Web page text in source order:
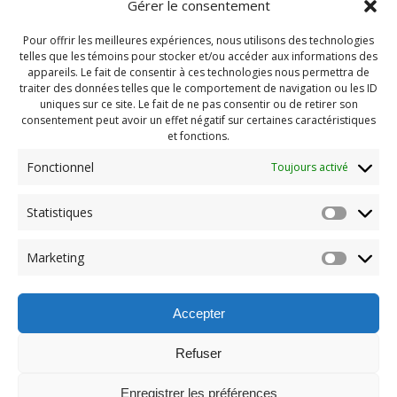
Gérer le consentement
Pour offrir les meilleures expériences, nous utilisons des technologies
telles que les témoins pour stocker et/ou accéder aux informations des
appareils. Le fait de consentir à ces technologies nous permettra de
traiter des données telles que le comportement de navigation ou les ID
uniques sur ce site. Le fait de ne pas consentir ou de retirer son
consentement peut avoir un effet négatif sur certaines caractéristiques
et fonctions.
Fonctionnel Toujours activé
Statistiques
Marketing
Accepter
Refuser
Enregistrer les préférences
Navigation
de
l'article
Previous:
post: